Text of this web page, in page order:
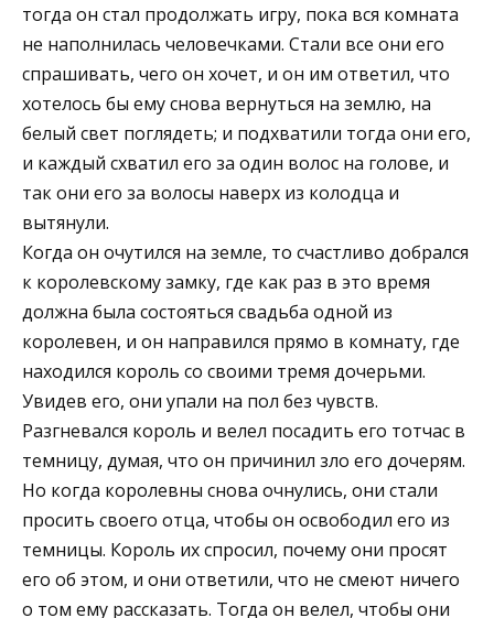
тогда он стал продолжать игру, пока вся комната
не наполнилась человечками. Стали все они его
спрашивать, чего он хочет, и он им ответил, что
хотелось бы ему снова вернуться на землю, на
белый свет поглядеть; и подхватили тогда они его,
и каждый схватил его за один волос на голове, и
так они его за волосы наверх из колодца и
вытянули.
Когда он очутился на земле, то счастливо добрался
к королевскому замку, где как раз в это время
должна была состояться свадьба одной из
королевен, и он направился прямо в комнату, где
находился король со своими тремя дочерьми.
Увидев его, они упали на пол без чувств.
Разгневался король и велел посадить его тотчас в
темницу, думая, что он причинил зло его дочерям.
Но когда королевны снова очнулись, они стали
просить своего отца, чтобы он освободил его из
темницы. Король их спросил, почему они просят
его об этом, и они ответили, что не смеют ничего
о том ему рассказать. Тогда он велел, чтобы они